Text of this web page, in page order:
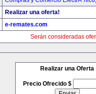
Realizar una oferta!
e-remates.com
Serán consideradas
Realizar una Oferta
Precio Ofrecido $